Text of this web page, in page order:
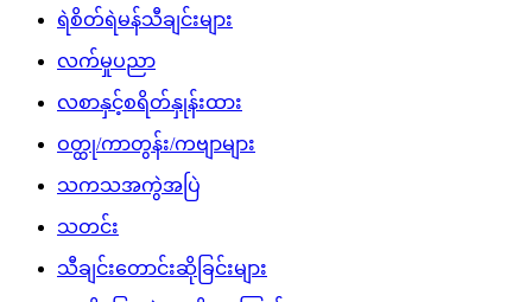
ရဲစိတ်ရဲမန်သီချင်းများ
လက်မှုပညာ
လစာနှင့်စရိတ်နှုန်းထား
ဝတ္ထု/ကာတွန်း/ကဗျာများ
သကသအကွဲအပြဲ
သတင်း
သီချင်းတောင်းဆိုခြင်းများ